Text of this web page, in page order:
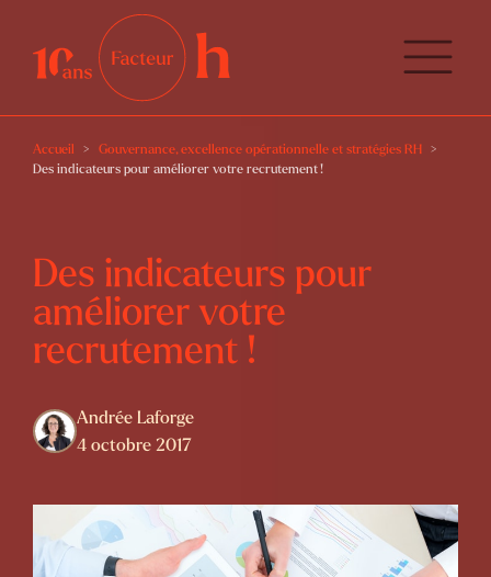
Accueil
Gouvernance, excellence opérationnelle et stratégies RH
Des indicateurs pour améliorer votre recrutement !
Des indicateurs pour
améliorer votre
recrutement !
Andrée Laforge
4 octobre 2017